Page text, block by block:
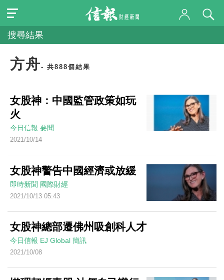
搜尋結果
方舟- 共888個結果
女股神：中國監管政策如玩
火
今日信報 要聞
2021/10/14
女股神警告中國經濟或放緩
即時新聞 國際財經
2021/10/13 05:43
女股神總部遷佛州吸創科人才
今日信報 EJ Global 簡訊
2021/10/08